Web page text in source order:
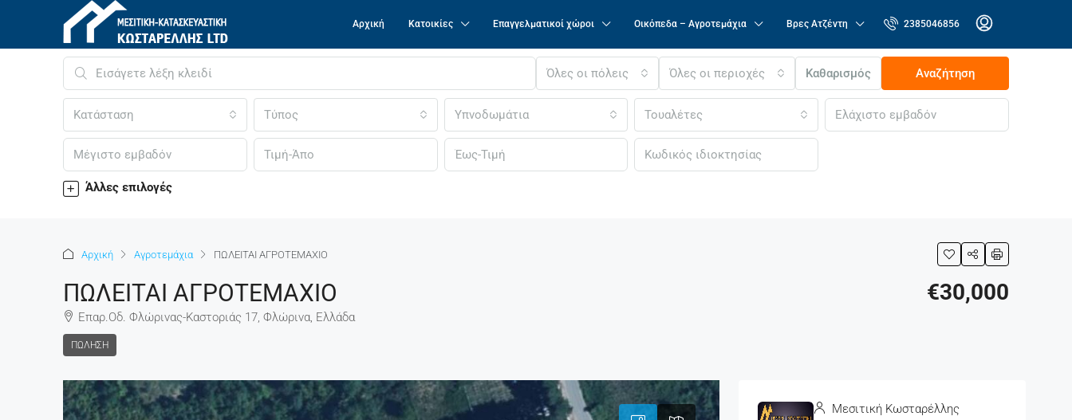
Αρχική Κατοικίες Επαγγελματικοί χώροι Οικόπεδα – Αγροτεμάχια Βρες Ατζέντη 2385046856
Όλες οι πόλεις Όλες οι περιοχές Καθαρισμός Αναζήτηση
Κατάσταση Τύπος Υπνοδωμάτια Τουαλέτες
Άλλες επιλογές
Αρχική Αγροτεμάχια ΠΩΛΕΙΤΑΙ ΑΓΡΟΤΕΜΑΧΙΟ
ΠΩΛΕΙΤΑΙ ΑΓΡΟΤΕΜΑΧΙΟ
Επαρ.Οδ. Φλώρινας-Καστοριάς 17, Φλώρινα, Ελλάδα
ΠΏΛΗΣΗ
€30,000
Μεσιτική Κωσταρέλλης